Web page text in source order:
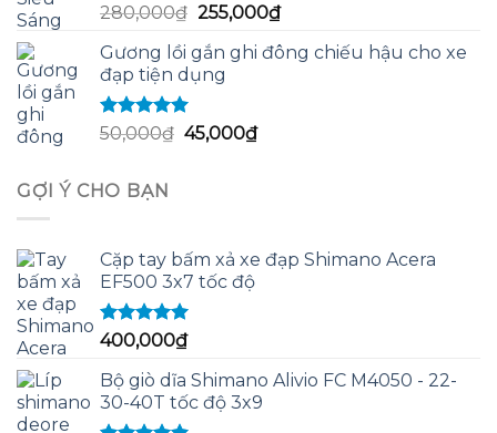
Được xếp
hạng
sao
280,000₫ Giá
là:
280,000₫.
255,000₫Giá
tại
Gương lồi gắn ghi đông chiếu hậu cho xe
đạp tiện dụng
Được xếp
hạng
50,000₫ Giá
45,000₫Giá
GỢI Ý CHO BẠN
Cặp tay bấm xả xe đạp Shimano Acera
EF500 3x7 tốc độ
Được xếp
hạng
sao
400,000₫
Bộ giò dĩa Shimano Alivio FC M4050 - 22-
30-40T tốc độ 3x9